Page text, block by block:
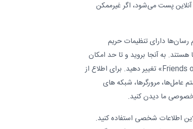
پست می‌شود، اگر غیرممکن
دارای تنظیمات حریم
به آنجا بروید و تا حد امکان
تنظیمات را از «Visible to everyone» به «Friends only» تغییر دهید. برای اطلاع از
مرورگرها، شبکه های
خصوصی ما دیدن کنید.
اطلاعات شخصی استفاده کنید.